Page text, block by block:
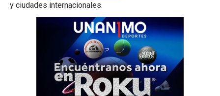
y ciudades internacionales.